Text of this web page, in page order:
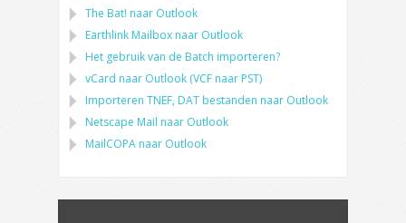
The Bat! naar Outlook
Earthlink Mailbox naar Outlook
Het gebruik van de Batch importeren?
vCard naar Outlook (VCF naar PST)
Importeren TNEF, DAT bestanden naar Outlook
Netscape Mail naar Outlook
MailCOPA naar Outlook